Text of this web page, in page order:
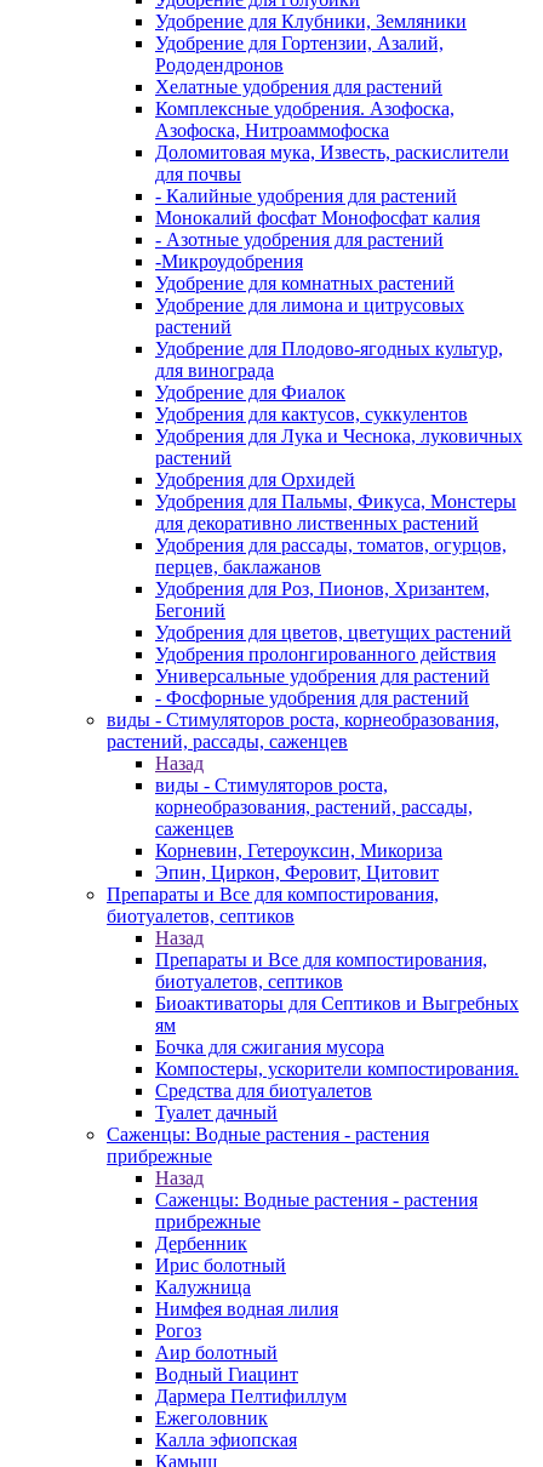
Удобрение для Клубники, Земляники
Удобрение для Гортензии, Азалий,
Рододендронов
Хелатные удобрения для растений
Комплексные удобрения. Азофоска,
Азофоска, Нитроаммофоска
Доломитовая мука, Известь, раскислители
для почвы
- Калийные удобрения для растений
Монокалий фосфат Монофосфат калия
- Азотные удобрения для растений
-Микроудобрения
Удобрение для комнатных растений
Удобрение для лимона и цитрусовых
растений
Удобрение для Плодово-ягодных культур,
для винограда
Удобрение для Фиалок
Удобрения для кактусов, суккулентов
Удобрения для Лука и Чеснока, луковичных
растений
Удобрения для Орхидей
Удобрения для Пальмы, Фикуса, Монстеры
для декоративно лиственных растений
Удобрения для рассады, томатов, огурцов,
перцев, баклажанов
Удобрения для Роз, Пионов, Хризантем,
Бегоний
Удобрения для цветов, цветущих растений
Удобрения пролонгированного действия
Универсальные удобрения для растений
- Фосфорные удобрения для растений
виды - Стимуляторов роста, корнеобразования,
растений, рассады, саженцев
Назад
виды - Стимуляторов роста,
корнеобразования, растений, рассады,
саженцев
Корневин, Гетероуксин, Микориза
Эпин, Циркон, Феровит, Цитовит
Препараты и Все для компостирования,
биотуалетов, септиков
Назад
Препараты и Все для компостирования,
биотуалетов, септиков
Биоактиваторы для Септиков и Выгребных
ям
Бочка для сжигания мусора
Компостеры, ускорители компостирования.
Средства для биотуалетов
Туалет дачный
Саженцы: Водные растения - растения
прибрежные
Назад
Саженцы: Водные растения - растения
прибрежные
Дербенник
Ирис болотный
Калужница
Нимфея водная лилия
Рогоз
Аир болотный
Водный Гиацинт
Дармера Пелтифиллум
Ежеголовник
Калла эфиопская
Камыш